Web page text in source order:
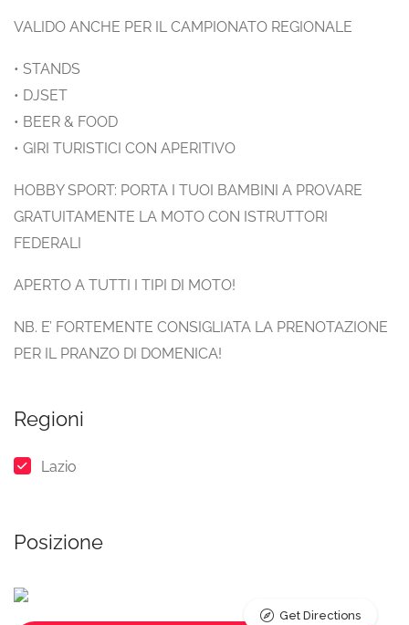
VALIDO ANCHE PER IL CAMPIONATO REGIONALE
• STANDS
• DJSET
• BEER & FOOD
• GIRI TURISTICI CON APERITIVO
HOBBY SPORT: PORTA I TUOI BAMBINI A PROVARE
GRATUITAMENTE LA MOTO CON ISTRUTTORI
FEDERALI
APERTO A TUTTI I TIPI DI MOTO!
NB. E’ FORTEMENTE CONSIGLIATA LA PRENOTAZIONE
PER IL PRANZO DI DOMENICA!
Regioni
Lazio
Posizione
Get Directions